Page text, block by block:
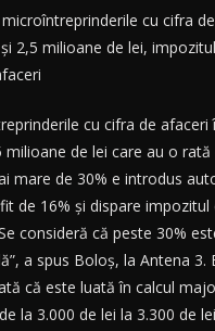
cu cifra
2,5 milioane de lei,
cu cifra de afaceri
milioane de lei care au o rată
mare de 30% e introdus
de 16% și dispare impozitul
consideră că peste 30%
a spus Boloș, la Antena 3.
că este luată în calcul
la 3.000 de lei la 3.300 de